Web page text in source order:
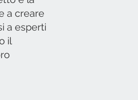
a creare
a esperti
il